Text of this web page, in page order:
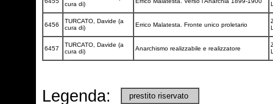
cura di)
6456
TURCATO, Davide (a
cura di)
Errico Malatesta. Fronte unico proletario
6457
TURCATO, Davide (a
cura di)
Anarchismo realizzabile e realizzatore
Legenda: prestito riservato